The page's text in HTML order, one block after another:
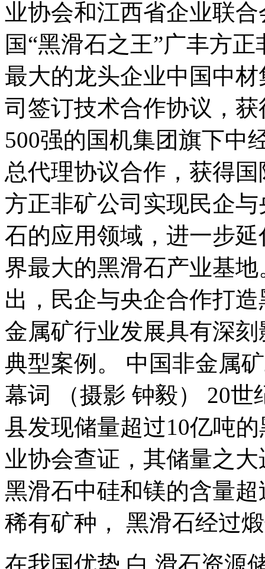
业协会和江西省企业联
国“黑滑石之王”广丰方
最大的龙头企业中国中
司签订技术合作协议，
500强的国机集团旗下中
总代理协议合作，获得
方正非矿公司实现民企
石的应用领域，进一步
界最大的黑滑石产业基
出，民企与央企合作打
金属矿行业发展具有深
典型案例。 中国非金属
幕词 （摄影 钟毅） 20
县发现储量超过10亿吨
业协会查证，其储量之
黑滑石中硅和镁的含量
稀有矿种， 黑滑石经过
在我国优势 白 滑石资源